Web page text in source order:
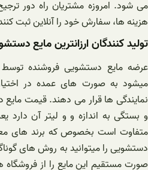
می شود. امروزه مشتریان راه دور
هزینه ها، سفارش خود را آنلاین ثبت
تولید کنندگان ارزانترین مایع
عرضه مایع دستشویی فروشنده
میشود به صورت های عمده در
نمایندگی ها قرار می دهند. قیمت
و بستگی به اندازه و و لیتر آن دارد
متفاوت است بخصوص که برند های
دستشویی را میتوانید به روش های
صورت مستقیم این مایع را از